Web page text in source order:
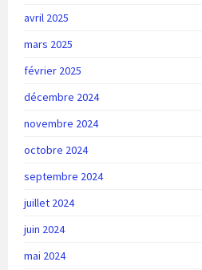
avril 2025
mars 2025
février 2025
décembre 2024
novembre 2024
octobre 2024
septembre 2024
juillet 2024
juin 2024
mai 2024